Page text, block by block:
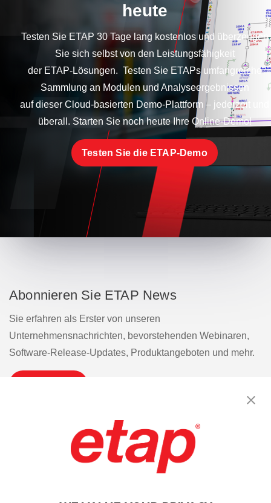
heute
Testen Sie ETAP 30 Tage lang kostenlos und überzeugen
Sie sich selbst von den Leistungsfähigkeit
der ETAP-Lösungen. Testen Sie ETAPs umfangreiche
Sammlung an Modulen und Analyseergebnissen
auf dieser Cloud-basierten Demo-Plattform – jederzeit und
überall. Starten Sie noch heute Ihre Online-Demo!
Testen Sie die ETAP-Demo
Abonnieren Sie ETAP News
Sie erfahren als Erster von unseren
Unternehmensnachrichten, bevorstehenden Webinaren,
Software-Release-Updates, Produktangeboten und mehr.
Kontakt aufnehmen. | Nutzungsbedingungen
Datenschutzrichtlinie | Sitemap